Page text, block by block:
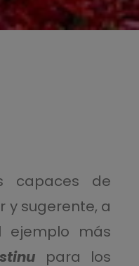
capaces de
y sugerente, a
ejemplo más
para los